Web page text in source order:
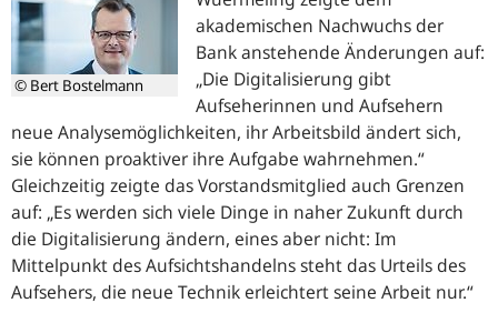
© Bert Bostelmann
akademischen Nachwuchs der
Bank anstehende Änderungen auf:
„Die Digitalisierung gibt
Aufseherinnen und Aufsehern
neue Analysemöglichkeiten, ihr Arbeitsbild ändert sich,
sie können proaktiver ihre Aufgabe wahrnehmen.“
Gleichzeitig zeigte das Vorstandsmitglied auch Grenzen
auf: „Es werden sich viele Dinge in naher Zukunft durch
die Digitalisierung ändern, eines aber nicht: Im
Mittelpunkt des Aufsichtshandelns steht das Urteils des
Aufsehers, die neue Technik erleichtert seine Arbeit nur.“